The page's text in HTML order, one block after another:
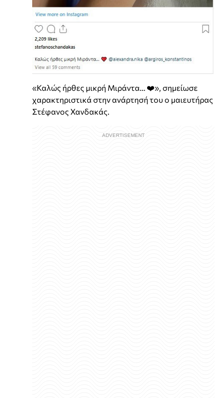
«Καλώς ήρθες μικρή Μιράντα… ❤️», σημείωσε
χαρακτηριστικά στην ανάρτησή του ο μαιευτήρας
Στέφανος Χανδακάς.